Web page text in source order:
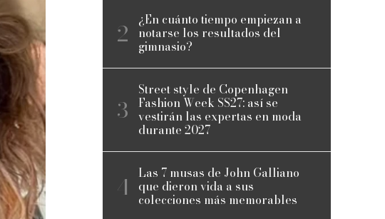
¿En cuánto tiempo empiezan a
notarse los resultados del
gimnasio?
Street style de Copenhagen
Fashion Week SS27: así se
vestirán las expertas en moda
durante 2027
Las 7 musas de John Galliano
que dieron vida a sus
colecciones más memorables